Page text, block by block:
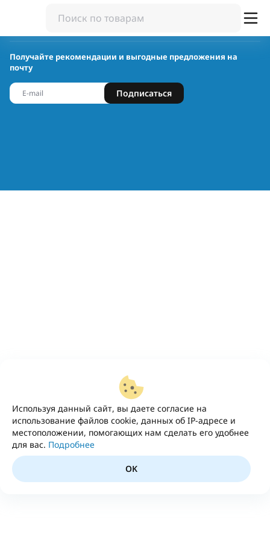
Используя данный сайт, вы даете согласие на
использование файлов cookie, данных об IP-адресе и
местоположении, помогающих нам сделать его удобнее
для вас. Подробнее
OK
Получайте рекомендации и выгодные предложения на
почту
Подписаться